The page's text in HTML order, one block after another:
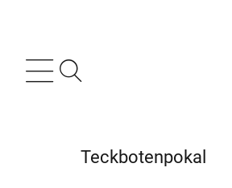
Teckbotenpokal